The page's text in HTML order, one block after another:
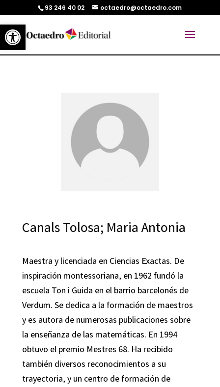
Abrir barra de herramientas
93 246 40 02 octaedro@octaedro.com
Canals Tolosa; Maria Antonia
Maestra y licenciada en Ciencias Exactas. De
inspiración montessoriana, en 1962 fundó la
escuela Ton i Guida en el barrio barcelonés de
Verdum. Se dedica a la formación de maestros
y es autora de numerosas publicaciones sobre
la enseñanza de las matemáticas. En 1994
obtuvo el premio Mestres 68. Ha recibido
también diversos reconocimientos a su
trayectoria, y un centro de formación de